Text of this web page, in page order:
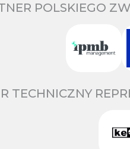
POLSKIEGO
TECHNICZNY